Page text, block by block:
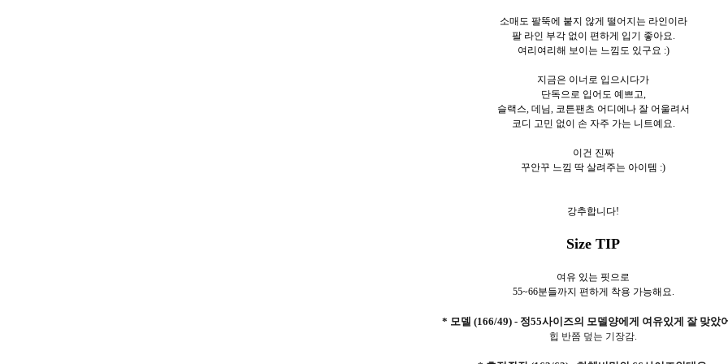
소매도 팔뚝에 붙지 않게 떨어지는 라인이라
팔 라인 부각 없이 편하게 입기 좋아요.
여리여리해 보이는 느낌도 있구요 :)
지금은 이너로 입으시다가
단독으로 입어도 예쁘고,
슬랙스, 데님, 코튼팬츠 어디에나 잘 어울려서
코디 고민 없이 손 자주 가는 니트예요.
이건 진짜
꾸안꾸 느낌 딱 살려주는 아이템 :)
강추합니다!
Size TIP
여유 있는 핏으로
55~66분들까지 편하게 착용 가능해요.
* 모델 (166/49) - 정55사이즈의 모델양에게 여유있게 잘 맞았
힙 반쯤 덮는 기장감.